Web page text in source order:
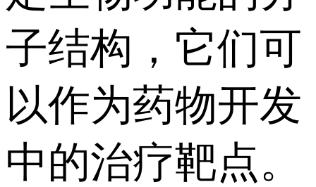
子结构，它们可
以作为药物开发
中的治疗靶点。